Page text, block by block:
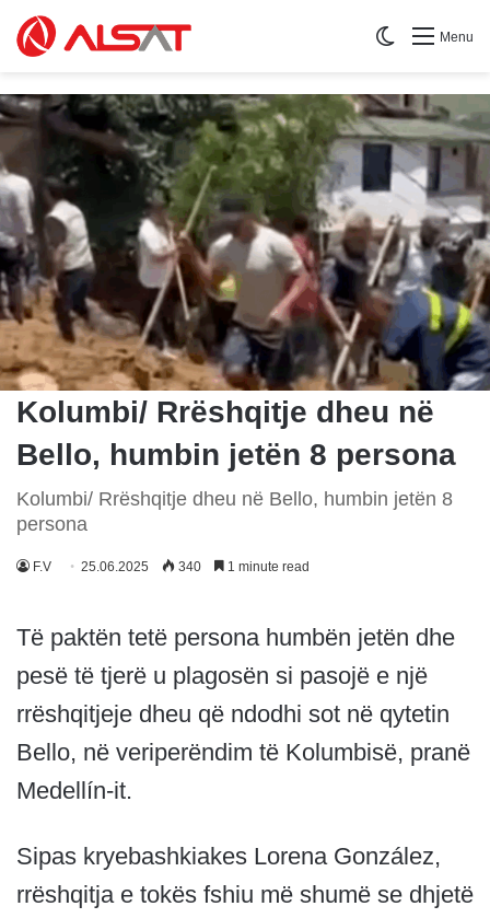
Menu
Switch skin
Kolumbi/ Rrëshqitje dheu në
Bello, humbin jetën 8 persona
Kolumbi/ Rrëshqitje dheu në Bello, humbin jetën 8
persona
F.V 25.06.2025 340 1 minute read
Të paktën tetë persona humbën jetën dhe
pesë të tjerë u plagosën si pasojë e një
rrëshqitjeje dheu që ndodhi sot në qytetin
Bello, në veriperëndim të Kolumbisë, pranë
Medellín-it.
Sipas kryebashkiakes Lorena González,
rrëshqitja e tokës fshiu më shumë se dhjetë